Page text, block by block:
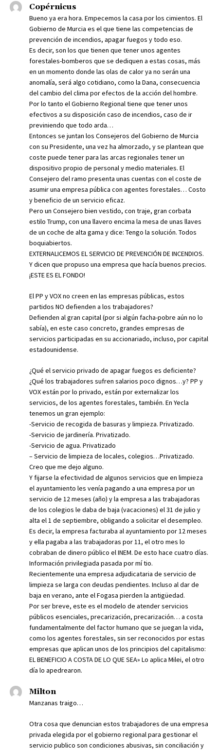
Copérnicus
Bueno ya era hora. Empecemos la casa por los cimientos. El
Gobierno de Murcia es el que tiene las competencias de
prevención de incendios, apagar fuegos y todo eso.
Es decir, son los que tienen que tener unos agentes
forestales-bomberos que se dediquen a estas cosas, más
en un momento donde las olas de calor ya no serán una
anomalía, será algo cotidiano, como la Dana, consecuencia
del cambio del clima por efectos de la acción del hombre.
Por lo tanto el Gobierno Regional tiene que tener unos
efectivos a su disposición caso de incendios, caso de ir
previniendo que todo arda…
Entonces se juntan los Consejeros del Gobierno de Murcia
con su Presidente, una vez ha almorzado, y se plantean que
coste puede tener para las arcas regionales tener un
dispositivo propio de personal y medio materiales. El
Consejero del ramo presenta unas cuentas con el coste de
asumir una empresa pública con agentes forestales… Costo
y beneficio de un servicio eficaz.
Pero un Consejero bien vestido, con traje, gran corbata
estilo Trump, con una llavero encima la mesa de unas llaves
de un coche de alta gama y dice: Tengo la solución. Todos
boquiabiertos.
EXTERNALICEMOS EL SERVICIO DE PREVENCIÓN DE INCENDIOS.
Y dicen que propuso una empresa que hacía buenos precios.
¡ESTE ES EL FONDO!
El PP y VOX no creen en las empresas públicas, estos
partidos NO defienden a los trabajadores?
Defienden al gran capital (por si algún facha-pobre aún no lo
sabía), en este caso concreto, grandes empresas de
servicios participadas en su accionariado, incluso, por capital
estadounidense.
¿Qué el servicio privado de apagar fuegos es deficiente?
¿Qué los trabajadores sufren salarios poco dignos…y? PP y
VOX están por lo privado, están por externalizar los
servicios, de los agentes forestales, también. En Yecla
tenemos un gran ejemplo:
-Servicio de recogida de basuras y limpieza. Privatizado.
-Servicio de jardinería. Privatizado.
-Servicio de agua. Privatizado
– Servicio de limpieza de locales, colegios…Privatizado.
Creo que me dejo alguno.
Y fijarse la efectividad de algunos servicios que en limpieza
el ayuntamiento les venía pagando a una empresa por un
servicio de 12 meses (año) y la empresa a las trabajadoras
de los colegios le daba de baja (vacaciones) el 31 de julio y
alta el 1 de septiembre, obligando a solicitar el desempleo.
Es decir, la empresa facturaba al ayuntamiento por 12 meses
y ella pagaba a las trabajadoras por 11, el otro mes lo
cobraban de dinero público el INEM. De esto hace cuatro días.
Información privilegiada pasada por mí tio.
Recientemente una empresa adjudicataria de servicio de
limpieza se larga con deudas pendientes. Incluso al dar de
baja en verano, ante el Fogasa pierden la antigüedad.
Por ser breve, este es el modelo de atender servicios
públicos esenciales, precarización, precarización… a costa
fundamentalmente del factor humano que se juegan la vida,
como los agentes forestales, sin ser reconocidos por estas
empresas que aplican unos de los principios del capitalismo:
EL BENEFICIO A COSTA DE LO QUE SEA» Lo aplica Milei, el otro
día lo apedrearon.
Milton
Manzanas traigo…
Otra cosa que denuncian estos trabajadores de una empresa
privada elegida por el gobierno regional para gestionar el
servicio publico son condiciones abusivas, sin conciliación y